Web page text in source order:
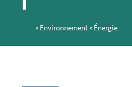
» Environnement » Énergie